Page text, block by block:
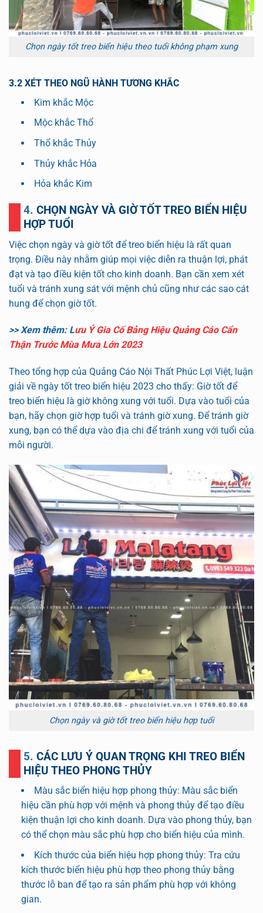
Chọn ngày tốt treo biển hiệu theo tuổi không phạm xung
3.2 XÉT THEO NGŨ HÀNH TƯƠNG KHẮC
Kim khắc Mộc
Mộc khắc Thổ
Thổ khắc Thủy
Thủy khắc Hỏa
Hỏa khắc Kim
4. CHỌN NGÀY VÀ GIỜ TỐT TREO BIỂN HIỆU
HỢP TUỔI
Việc chọn ngày và giờ tốt để treo biển hiệu là rất quan
trọng. Điều này nhằm giúp mọi việc diễn ra thuận lợi, phát
đạt và tạo điều kiện tốt cho kinh doanh. Bạn cần xem xét
tuổi và tránh xung sát với mệnh chủ cũng như các sao cát
hung để chọn giờ tốt.
>> Xem thêm: Lưu Ý Gia Cố Bảng Hiệu Quảng Cáo Cẩn
Thận Trước Mùa Mưa Lớn 2023
Theo tổng hợp của Quảng Cáo Nội Thất Phúc Lợi Việt, luận
giải về ngày tốt treo biển hiệu 2023 cho thấy: Giờ tốt để
treo biển hiệu là giờ không xung với tuổi. Dựa vào tuổi của
bạn, hãy chọn giờ hợp tuổi và tránh giờ xung. Để tránh giờ
xung, bạn có thể dựa vào địa chi để tránh xung với tuổi của
mỗi người.
Chọn ngày và giờ tốt treo biển hiệu hợp tuổi
5. CÁC LƯU Ý QUAN TRỌNG KHI TREO BIỂN
HIỆU THEO PHONG THỦY
Màu sắc biển hiệu hợp phong thủy: Màu sắc biển
hiệu cần phù hợp với mệnh và phong thủy để tạo điều
kiện thuận lợi cho kinh doanh. Dựa vào phong thủy, bạn
có thể chọn màu sắc phù hợp cho biển hiệu của mình.
Kích thước của biển hiệu hợp phong thủy: Tra cứu
kích thước biển hiệu phù hợp theo phong thủy bằng
thước lỗ ban để tạo ra sản phẩm phù hợp với không
gian.